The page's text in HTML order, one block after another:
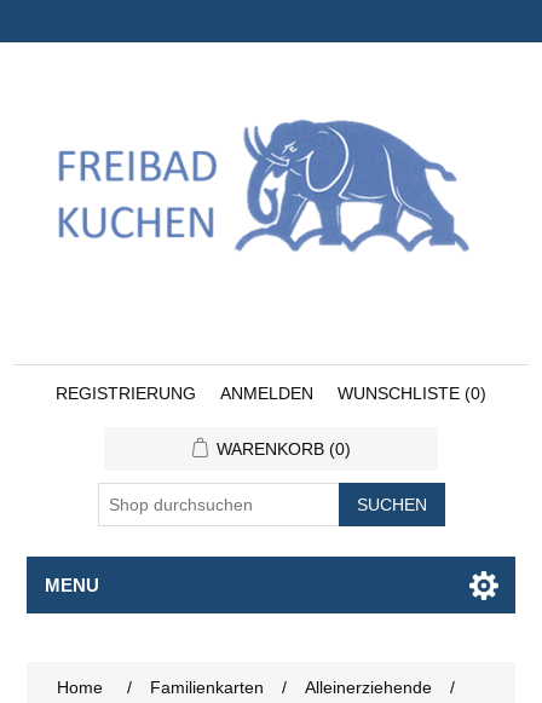
REGISTRIERUNG ANMELDEN WUNSCHLISTE (0)
WARENKORB (0)
SUCHEN
MENU
Home / Familienkarten / Alleinerziehende
/